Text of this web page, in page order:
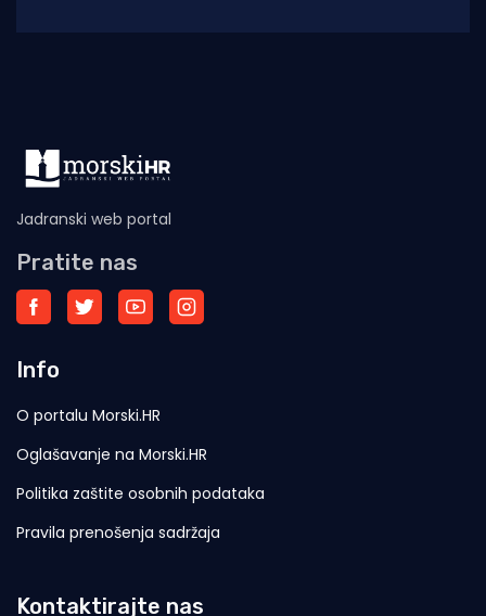
Jadranski web portal
Pratite nas
Info
O portalu Morski.HR
Oglašavanje na Morski.HR
Politika zaštite osobnih podataka
Pravila prenošenja sadržaja
Kontaktirajte nas